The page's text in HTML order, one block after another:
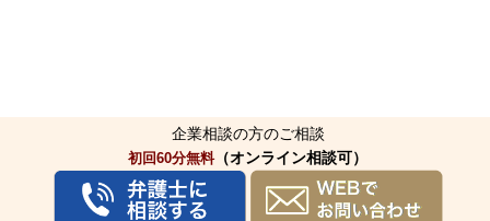
企業相談の方のご相談
初回60分無料（オンライン相談可）